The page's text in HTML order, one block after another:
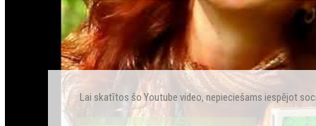
Lai skatītos šo Youtube video, nepieciešams iespējot